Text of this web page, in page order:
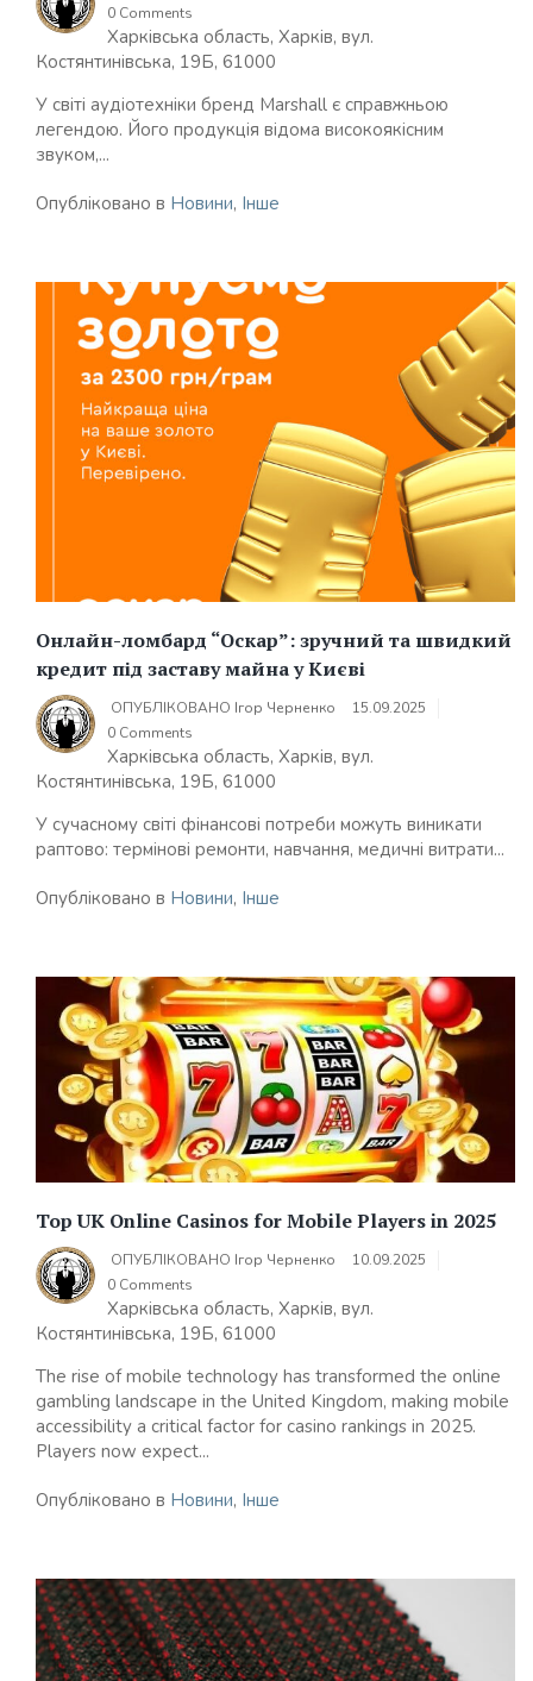
0 Comments
Харківська область, Харків, вул.
Костянтинівська, 19Б, 61000
У світі аудіотехніки бренд Marshall є справжньою
легендою. Його продукція відома високоякісним
звуком,...
Опубліковано в Новини, Інше
Онлайн-ломбард “Оскар”: зручний та швидкий
кредит під заставу майна у Києві
ОПУБЛІКОВАНО Ігор Черненко
15.09.2025
0 Comments
Харківська область, Харків, вул.
Костянтинівська, 19Б, 61000
У сучасному світі фінансові потреби можуть виникати
раптово: термінові ремонти, навчання, медичні витрати...
Опубліковано в Новини, Інше
Top UK Online Casinos for Mobile Players in 2025
ОПУБЛІКОВАНО Ігор Черненко
10.09.2025
0 Comments
Харківська область, Харків, вул.
Костянтинівська, 19Б, 61000
The rise of mobile technology has transformed the online
gambling landscape in the United Kingdom, making mobile
accessibility a critical factor for casino rankings in 2025.
Players now expect...
Опубліковано в Новини, Інше